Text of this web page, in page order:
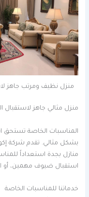
منزل نظيف ومرتب جاهز
منزل مثالي جاهز
المناسبات الخاصة تستحق
بشكل مثالي. تقدم شركة
منازل بجدة استعداداً
استقبال ضيوف مهمين، أو
خدماتنا للمناسبات الخاصة